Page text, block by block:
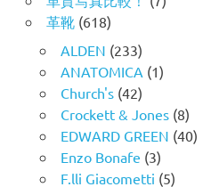
革靴(618)
ALDEN (233)
ANATOMICA (1)
Church's(42)
Crockett & Jones(8)
EDWARD GREEN (40)
Enzo Bonafe (3)
F.lli Giacometti (5)